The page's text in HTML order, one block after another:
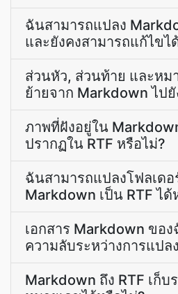
ฉันสามารถแปลง
และยังคงสามารถแก้ไขไ
ส่วนหัว, ส่วนท้าย และหม
ย้ายจาก Markdown ไปยั
ภาพที่ฝังอยู่ใน
ปรากฏใน RTF หรือไม่?
ฉันสามารถแปลงโฟลเด
Markdown เป็น RTF ได้
เอกสาร Markdown ขอ
ความลับระหว่างการแปล
Markdown ถึง RTF เก็บ